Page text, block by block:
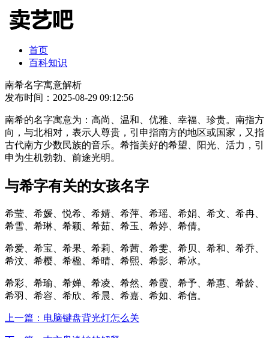
首页
百科知识
南希名字寓意解析
发布时间：2025-08-29 09:12:56
南希的名字寓意为：高尚、温和、优雅、幸福、珍贵。南指方
向，与北相对，表示人尊贵，引申指南方的地区或国家，又指
古代南方少数民族的音乐。希指美好的希望、阳光、活力，引
申为生机勃勃、前途光明。
与希字有关的女孩名字
希莹、希媛、悦希、希婧、希萍、希瑶、希娟、希文、希冉、
希雪、希琳、希颖、希茹、希玉、希婷、希倩。
希爱、希宝、希果、希莉、希茜、希雯、希贝、希和、希乔、
希汶、希樱、希楹、希晴、希熙、希影、希冰。
希彩、希瑜、希婵、希凌、希然、希霞、希予、希惠、希龄、
希羽、希容、希欣、希晨、希嘉、希如、希信。
上一篇：电脑键盘背光灯怎么关